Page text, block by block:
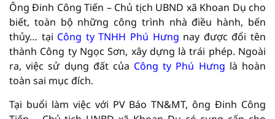
Ông Đinh Công Tiến – Chủ tịch UBND xã Khoan Dụ cho
biết, toàn bộ những công trình nhà điều hành, bến
thủy… tại Công ty TNHH Phú Hưng nay được đổi tên
thành Công ty Ngọc Sơn, xây dựng là trái phép. Ngoài
ra, việc sử dụng đất của Công ty Phú Hưng là hoàn
toàn sai mục đích.
Tại buổi làm việc với PV Báo TN&MT, ông Đinh Công